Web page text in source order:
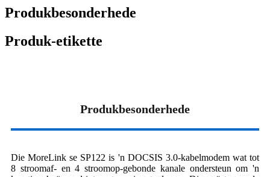
Produkbesonderhede
Produk-etikette
Produkbesonderhede
Die MoreLink se SP122 is 'n DOCSIS 3.0-kabelmodem wat tot
8 stroomaf- en 4 stroomop-gebonde kanale ondersteun om 'n